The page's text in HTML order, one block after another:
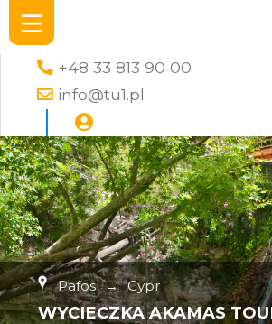
+48 33 813 90 00
info@tu1.pl
Pafos → Cypr
WYCIECZKA AKAMAS